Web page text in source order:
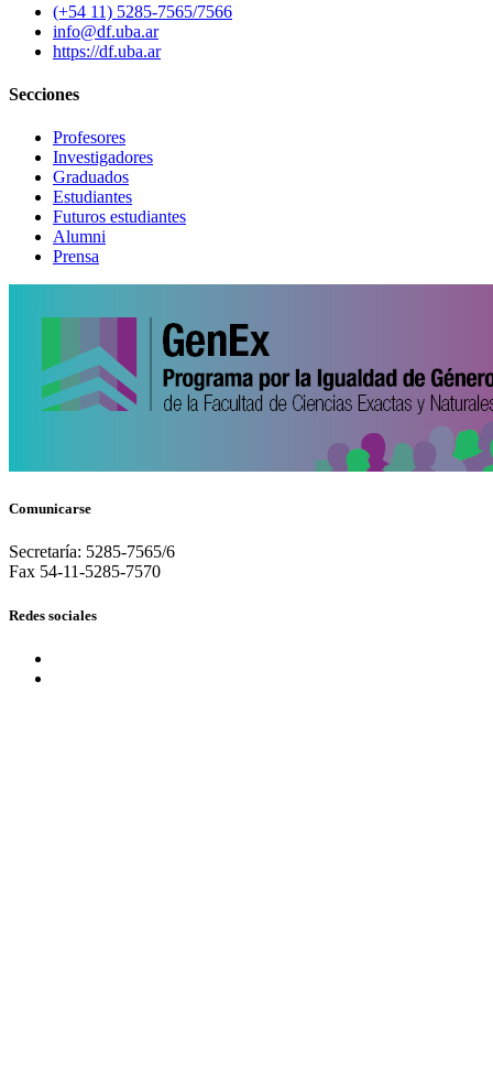
(+54 11) 5285-7565/7566
info@df.uba.ar
https://df.uba.ar
Secciones
Profesores
Investigadores
Graduados
Estudiantes
Futuros estudiantes
Alumni
Prensa
Comunicarse
Secretaría: 5285-7565/6
Fax 54-11-5285-7570
Redes sociales